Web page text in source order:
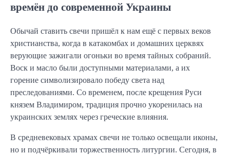
времён до современной Украины
Обычай ставить свечи пришёл к нам ещё с первых веков
христианства, когда в катакомбах и домашних церквях
верующие зажигали огоньки во время тайных собраний.
Воск и масло были доступными материалами, а их
горение символизировало победу света над
преследованиями. Со временем, после крещения Руси
князем Владимиром, традиция прочно укоренилась на
украинских землях через греческие влияния.
В средневековых храмах свечи не только освещали иконы,
но и подчёркивали торжественность литургии. Сегодня, в